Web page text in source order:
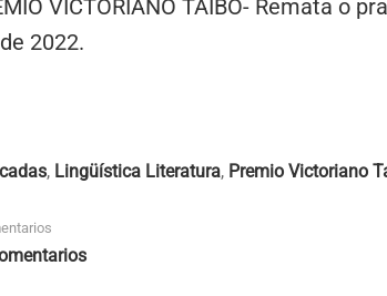
VICTORIANO TAIBO- Remata o
2022.
, Lingüística Literatura, Premio Victoriano